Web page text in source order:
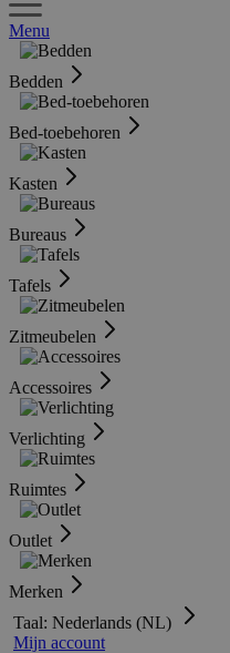
Menu
Bedden
Bed-toebehoren
Kasten
Bureaus
Tafels
Zitmeubelen
Accessoires
Verlichting
Ruimtes
Outlet
Merken
Taal: Nederlands (NL)
Mijn account